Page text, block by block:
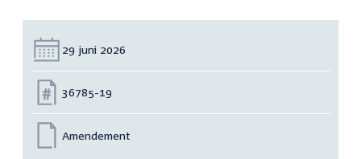
Datum:
29 juni 2026
Nummer:
36785-19
Amendement